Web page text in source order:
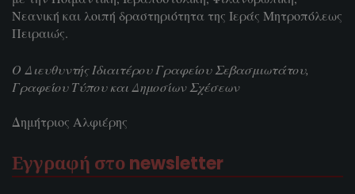
Νεανική και λοιπή δραστηριότητα της Ιεράς Μητροπόλεως
Πειραιώς.
Ο Διευθυντής Ιδιαιτέρου Γραφείου Σεβασμιωτάτου,
Γραφείου Τύπου και Δημοσίων Σχέσεων
Δημήτριος Αλφιέρης
Εγγραφή στο newsletter